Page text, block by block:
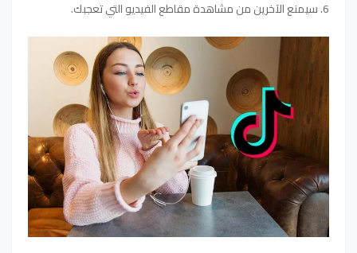
6. سيمنع الآخرين من مشاهدة مقاطع الفيديو التي تعجبك.